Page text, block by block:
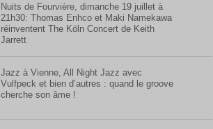
Nuits de Fourvière, dimanche 19 juillet à
21h30: Thomas Enhco et Maki Namekawa
réinventent The Köln Concert de Keith
Jarrett
Jazz à Vienne, All Night Jazz avec
Vulfpeck et bien d’autres : quand le groove
cherche son âme !